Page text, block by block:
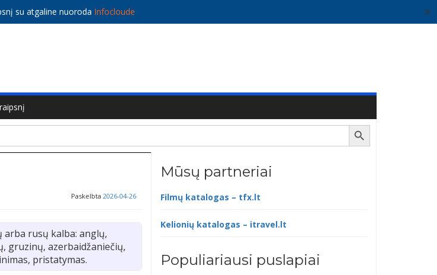
su atgaline nuoroda Infocloude ✕
Search Button
Paskelbta 2026-04-26
rusų kalba: anglų,
gruzinų, azerbaidžaniečių,
pristatymas.
Mūsų partneriai
Filmų katalogas – tfx.lt
Kelionių katalogas – itravel.lt
Populiariausi puslapiai